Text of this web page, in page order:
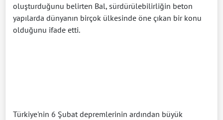
oluşturduğunu belirten Bal, sürdürülebilirliğin beton
yapılarda dünyanın birçok ülkesinde öne çıkan bir konu
olduğunu ifade etti.
Türkiye'nin 6 Şubat depremlerinin ardından büyük